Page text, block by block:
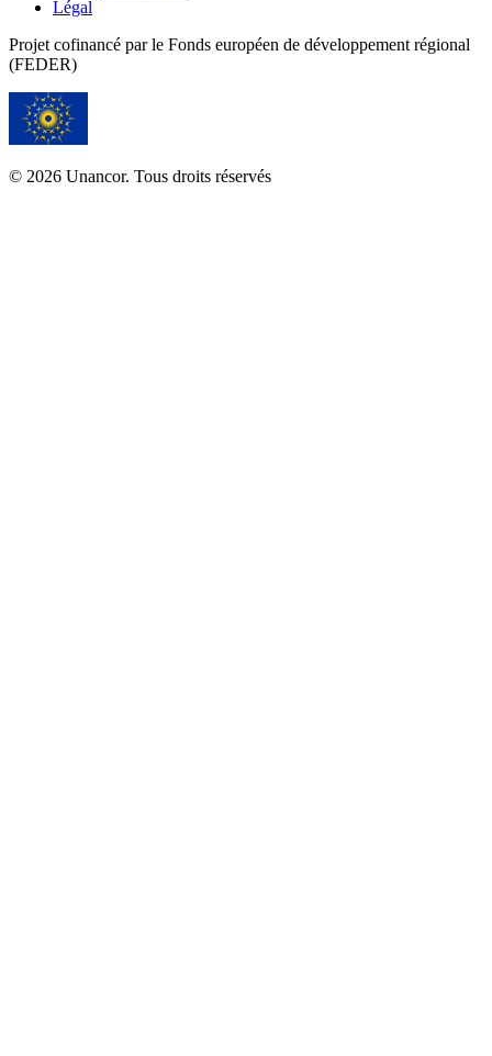
Légal
Projet cofinancé par le Fonds européen de développement régional
(FEDER)
© 2026 Unancor. Tous droits réservés